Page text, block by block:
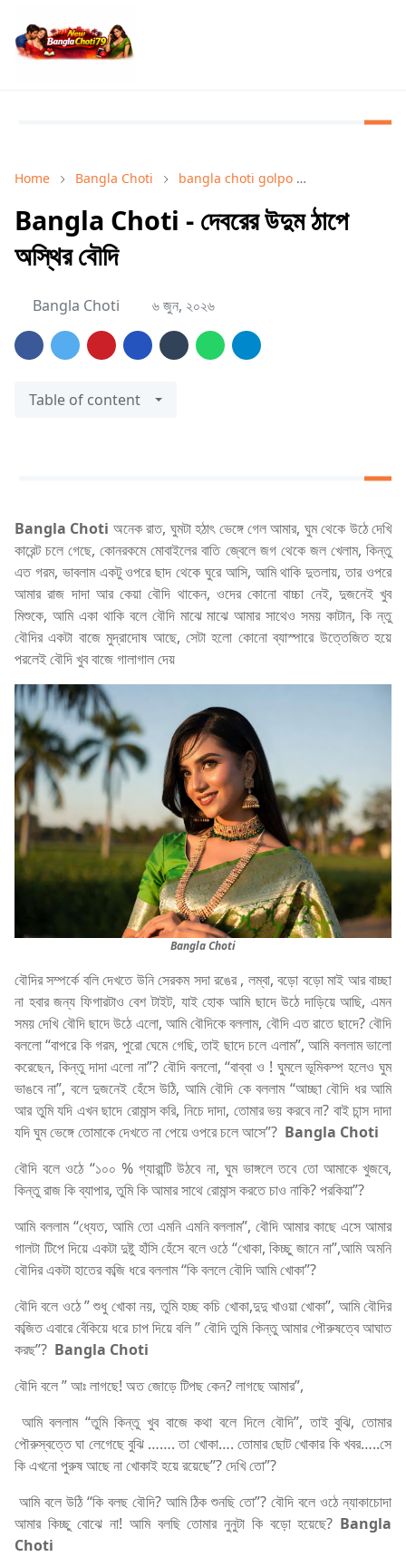
Home Bangla Choti bangla choti golpo
Bangla Choti - দেবরের উদুম ঠাপে
অস্থির বৌদি
Bangla Choti ৬ জুন, ২০২৬
Table of content
Bangla Choti অনেক রাত, ঘুমটা হঠাৎ ভেঙ্গে গেল আমার, ঘুম থেকে উঠে দেখি
কারেন্ট চলে গেছে, কোনরকমে মোবাইলের বাতি জ্বেলে জগ থেকে জল খেলাম, কিন্তু
এত গরম, ভাবলাম একটু ওপরে ছাদ থেকে ঘুরে আসি, আমি থাকি দুতলায়, তার ওপরে
আমার রাজ দাদা আর কেয়া বৌদি থাকেন, ওদের কোনো বাচ্চা নেই, দুজনেই খুব
মিশুকে, আমি একা থাকি বলে বৌদি মাঝে মাঝে আমার সাথেও সময় কাটান, কি ন্তু
বৌদির একটা বাজে মুদ্রাদোষ আছে, সেটা হলো কোনো ব্যাস্পারে উত্তেজিত হয়ে
পরলেই বৌদি খুব বাজে গালাগাল দেয়
Bangla Choti
বৌদির সম্পর্কে বলি দেখতে উনি সেরকম সদা রঙের , লম্বা, বড়ো বড়ো মাই আর বাচ্ছা
না হবার জন্য ফিগারটাও বেশ টাইট, যাই হোক আমি ছাদে উঠে দাড়িয়ে আছি, এমন
সময় দেখি বৌদি ছাদে উঠে এলো, আমি বৌদিকে বললাম, বৌদি এত রাতে ছাদে? বৌদি
বললো “বাপরে কি গরম, পুরো ঘেমে গেছি, তাই ছাদে চলে এলাম”, আমি বললাম ভালো
করেছেন, কিন্তু দাদা এলো না”? বৌদি বললো, “বাব্বা ও ! ঘুমলে ভূমিকম্প হলেও ঘুম
ভাঙবে না”, বলে দুজনেই হেঁসে উঠি, আমি বৌদি কে বললাম “আচ্ছা বৌদি ধর আমি
আর তুমি যদি এখন ছাদে রোমান্স করি, নিচে দাদা, তোমার ভয় করবে না? বাই চান্স দাদা
যদি ঘুম ভেঙ্গে তোমাকে দেখতে না পেয়ে ওপরে চলে আসে”? Bangla Choti
বৌদি বলে ওঠে “১০০ % গ্যারান্টি উঠবে না, ঘুম ভাঙ্গলে তবে তো আমাকে খুজবে,
কিন্তু রাজ কি ব্যাপার, তুমি কি আমার সাথে রোমান্স করতে চাও নাকি? পরকিয়া”?
আমি বললাম “ধ্যেত, আমি তো এমনি এমনি বললাম”, বৌদি আমার কাছে এসে আমার
গালটা টিপে দিয়ে একটা দুষ্টু হাঁসি হেঁসে বলে ওঠে “খোকা, কিচ্ছু জানে না”,আমি অমনি
বৌদির একটা হাতের কব্জি ধরে বললাম “কি বললে বৌদি আমি খোকা”?
বৌদি বলে ওঠে ” শুধু খোকা নয়, তুমি হচ্ছ কচি খোকা,দুদু খাওয়া খোকা”, আমি বৌদির
কব্জিত এবারে বেঁকিয়ে ধরে চাপ দিয়ে বলি ” বৌদি তুমি কিন্তু আমার পৌরুষত্বে আঘাত
করছ”? Bangla Choti
বৌদি বলে ” আঃ লাগছে! অত জোড়ে টিপছ কেন? লাগছে আমার”,
আমি বললাম “তুমি কিন্তু খুব বাজে কথা বলে দিলে বৌদি”, তাই বুঝি, তোমার
পৌরুস্বত্তে ঘা লেগেছে বুঝি ……. তা খোকা…. তোমার ছোট খোকার কি খবর…..সে
কি এখনো পুরুষ আছে না খোকাই হয়ে রয়েছে”? দেখি তো”?
আমি বলে উঠি “কি বলছ বৌদি? আমি ঠিক শুনছি তো”? বৌদি বলে ওঠে ন্যাকাচোদা
আমার কিচ্ছু বোঝে না! আমি বলছি তোমার নুনুটা কি বড়ো হয়েছে? Bangla
Choti